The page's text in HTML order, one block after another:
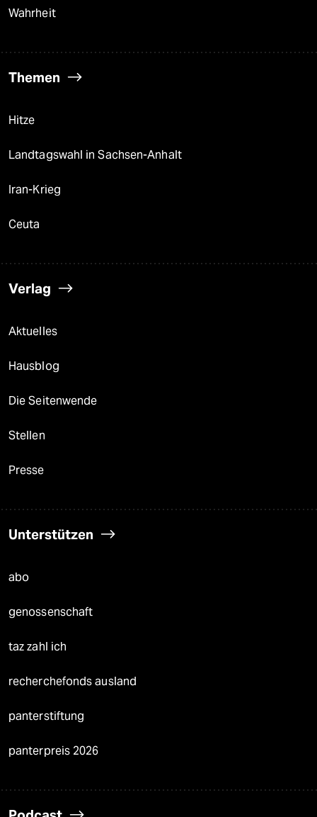
Wahrheit
Themen
Hitze
Landtagswahl in Sachsen-Anhalt
Iran-Krieg
Ceuta
Verlag
Aktuelles
Hausblog
Die Seitenwende
Stellen
Presse
Unterstützen
abo
genossenschaft
taz zahl ich
recherchefonds ausland
panterstiftung
panterpreis 2026